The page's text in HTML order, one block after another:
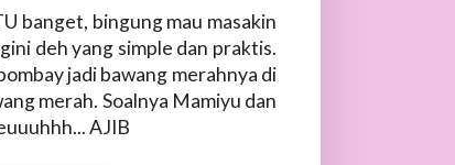
banget, bingung mau masakin
deh yang simple dan praktis.
jadi bawang merahnya di
merah. Soalnya Mamiyu dan
AJIB